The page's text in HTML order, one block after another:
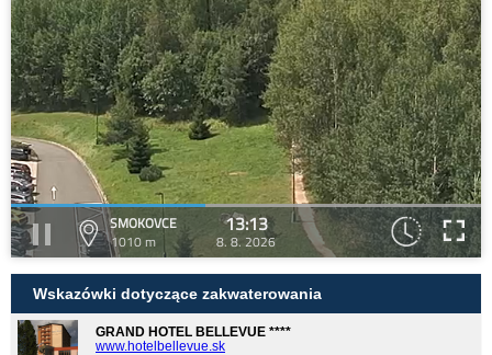
SMOKOVCE
1010 m
13:13
8. 8. 2026
Wskazówki dotyczące zakwaterowania
GRAND HOTEL BELLEVUE ****
www.hotelbellevue.sk